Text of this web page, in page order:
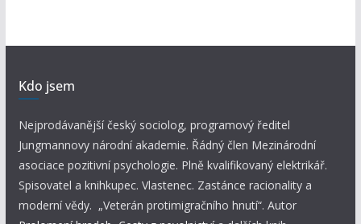
Kdo jsem
Nejprodávanější český sociolog, programový ředitel
Jungmannovy národní akademie. Řádný člen Mezinárodní
asociace pozitivní psychologie. Plně kvalifikovaný elektrikář.
Spisovatel a knihkupec. Vlastenec. Zastánce racionality a
moderní vědy. „Veterán protimigračního hnutí“. Autor